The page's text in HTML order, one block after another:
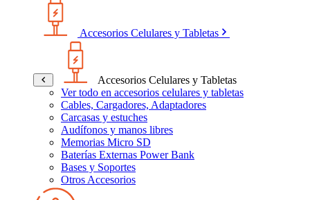
Accesorios Celulares y Tabletas
Accesorios Celulares y Tabletas
Ver todo en accesorios celulares y tabletas
Cables, Cargadores, Adaptadores
Carcasas y estuches
Audífonos y manos libres
Memorias Micro SD
Baterías Externas Power Bank
Bases y Soportes
Otros Accesorios